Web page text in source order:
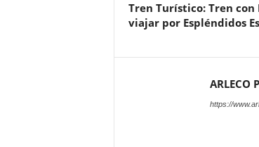
Tren Turístico: Tren con
viajar por Espléndidos
ARLECO
https://